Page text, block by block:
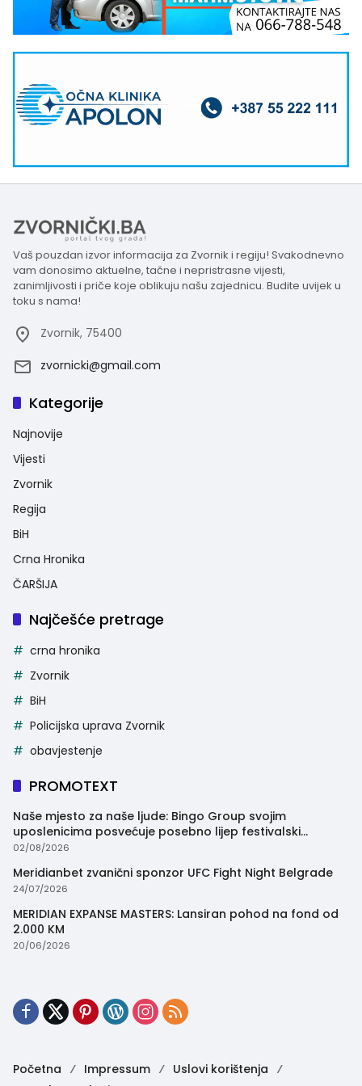
Vaš pouzdan izvor informacija za Zvornik i regiju! Svakodnevno
vam donosimo aktuelne, tačne i nepristrasne vijesti,
zanimljivosti i priče koje oblikuju našu zajednicu. Budite uvijek u
toku s nama!
Zvornik, 75400
zvornicki@gmail.com
Kategorije
Najnovije
Vijesti
Zvornik
Regija
BiH
Crna Hronika
ČARŠIJA
Najčešće pretrage
crna hronika
Zvornik
BiH
Policijska uprava Zvornik
obavjestenje
PROMOTEXT
Naše mjesto za naše ljude: Bingo Group svojim
uposlenicima posvećuje posebno lijep festivalski
trenutak
02/08/2026
Meridianbet zvanični sponzor UFC Fight Night Belgrade
24/07/2026
MERIDIAN EXPANSE MASTERS: Lansiran pohod na fond od
2.000 KM
20/06/2026
Početna Impressum
Uslovi korištenja